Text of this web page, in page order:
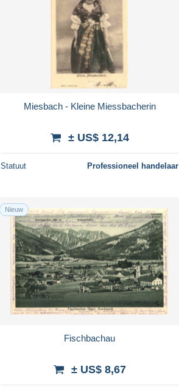
Miesbach - Kleine Miessbacherin
± US$ 12,14
Statuut Professioneel handelaar
Nieuw
Fischbachau
± US$ 8,67